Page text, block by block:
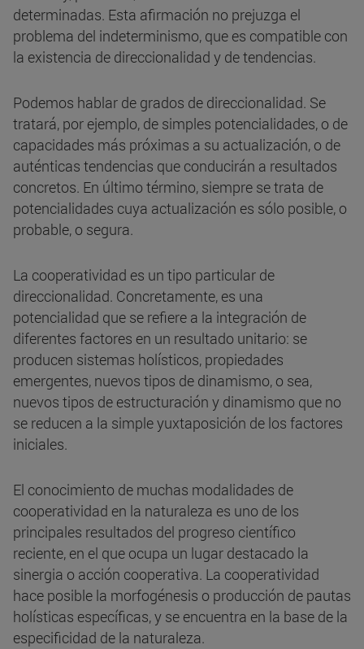
determinadas. Esta afirmación no prejuzga el
problema del indeterminismo, que es compatible con
la existencia de direccionalidad y de tendencias.
Podemos hablar de grados de direccionalidad. Se
tratará, por ejemplo, de simples potencialidades, o de
capacidades más próximas a su actualización, o de
auténticas tendencias que conducirán a resultados
concretos. En último término, siempre se trata de
potencialidades cuya actualización es sólo posible, o
probable, o segura.
La cooperatividad es un tipo particular de
direccionalidad. Concretamente, es una
potencialidad que se refiere a la integración de
diferentes factores en un resultado unitario: se
producen sistemas holísticos, propiedades
emergentes, nuevos tipos de dinamismo, o sea,
nuevos tipos de estructuración y dinamismo que no
se reducen a la simple yuxtaposición de los factores
iniciales.
El conocimiento de muchas modalidades de
cooperatividad en la naturaleza es uno de los
principales resultados del progreso científico
reciente, en el que ocupa un lugar destacado la
sinergia o acción cooperativa. La cooperatividad
hace posible la morfogénesis o producción de pautas
holísticas específicas, y se encuentra en la base de la
especificidad de la naturaleza.